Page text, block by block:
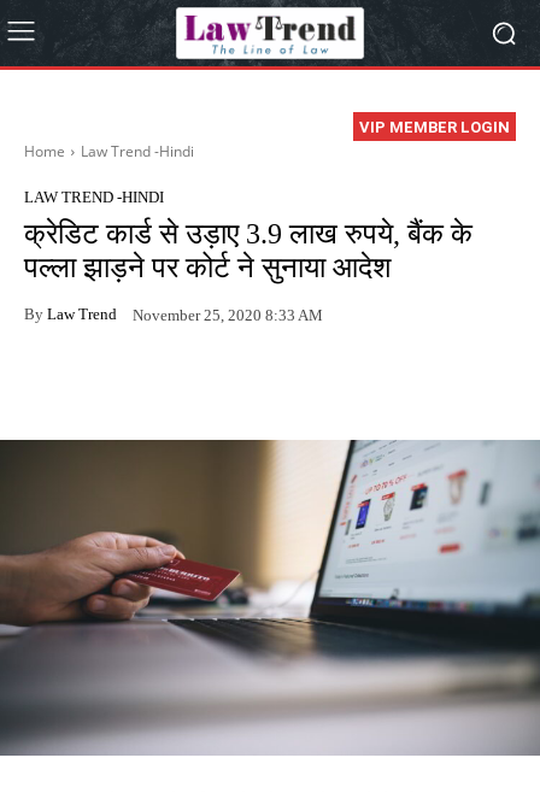
VIP MEMBER LOGIN
Home Law Trend -Hindi
LAW TREND -HINDI
क्रेडिट कार्ड से उड़ाए 3.9 लाख रुपये, बैंक के
पल्ला झाड़ने पर कोर्ट ने सुनाया आदेश
By Law Trend November 25, 2020 8:33 AM